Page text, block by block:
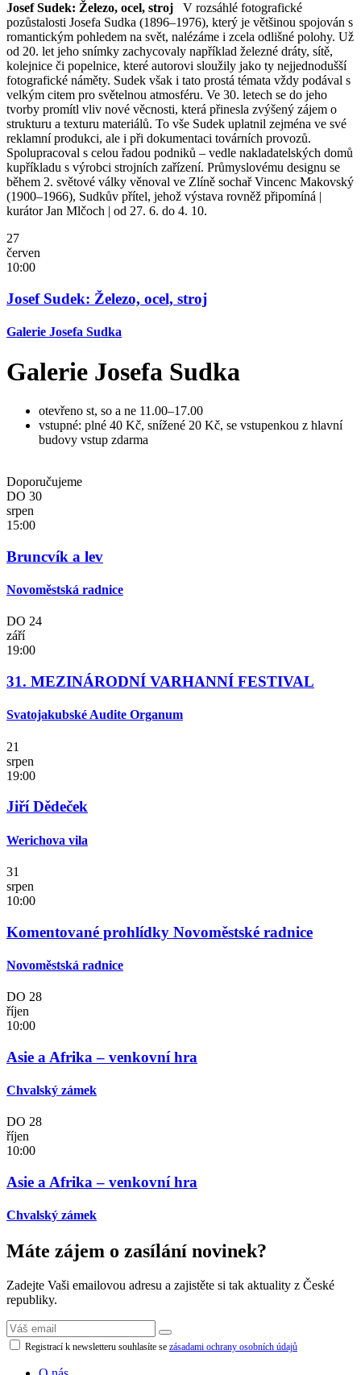
Josef Sudek: Železo, ocel, stroj
V rozsáhlé fotografické
pozůstalosti Josefa Sudka (1896–1976), který je většinou spojován s
romantickým pohledem na svět, nalézáme i zcela odlišné polohy. Už
od 20. let jeho snímky zachycovaly například železné dráty, sítě,
kolejnice či popelnice, které autorovi sloužily jako ty nejjednodušší
fotografické náměty. Sudek však i tato prostá témata vždy podával s
velkým citem pro světelnou atmosféru. Ve 30. letech se do jeho
tvorby promítl vliv nové věcnosti, která přinesla zvýšený zájem o
strukturu a texturu materiálů. To vše Sudek uplatnil zejména ve své
reklamní produkci, ale i při dokumentaci továrních provozů.
Spolupracoval s celou řadou podniků – vedle nakladatelských domů
kupříkladu s výrobci strojních zařízení. Průmyslovému designu se
během 2. světové války věnoval ve Zlíně sochař Vincenc Makovský
(1900–1966), Sudkův přítel, jehož výstava rovněž připomíná |
kurátor Jan Mlčoch | od 27. 6. do 4. 10.
27
červen
10:00
Josef Sudek: Železo, ocel, stroj
Galerie Josefa Sudka
Galerie Josefa Sudka
otevřeno st, so a ne 11.00–17.00
vstupné: plné 40 Kč, snížené 20 Kč, se vstupenkou z hlavní
budovy vstup zdarma
Doporučujeme
DO 30
srpen
15:00
Bruncvík a lev
Novoměstská radnice
DO 24
září
19:00
31. MEZINÁRODNÍ VARHANNÍ FESTIVAL
Svatojakubské Audite Organum
21
srpen
19:00
Jiří Dědeček
Werichova vila
31
srpen
10:00
Komentované prohlídky Novoměstské radnice
Novoměstská radnice
DO 28
říjen
10:00
Asie a Afrika – venkovní hra
Chvalský zámek
DO 28
říjen
10:00
Asie a Afrika – venkovní hra
Chvalský zámek
Máte zájem o zasílání novinek?
Zadejte Vaši emailovou adresu a zajistěte si tak aktuality z České
republiky.
Registrací k newsletteru souhlasíte se zásadami ochrany osobních údajů